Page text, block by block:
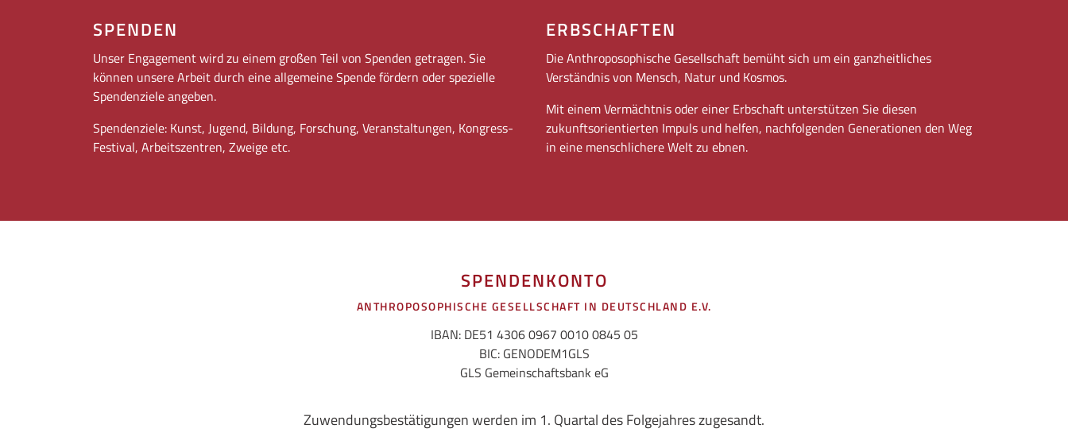
SPENDEN
Unser Engagement wird zu einem großen Teil von Spenden getragen. Sie
können unsere Arbeit durch eine allgemeine Spende fördern oder spezielle
Spendenziele angeben.
Spendenziele: Kunst, Jugend, Bildung, Forschung, Veranstaltungen, Kongress-
Festival, Arbeitszentren, Zweige etc.
ERBSCHAFTEN
Die Anthroposophische Gesellschaft bemüht sich um ein ganzheitliches
Verständnis von Mensch, Natur und Kosmos.
Mit einem Vermächtnis oder einer Erbschaft unterstützen Sie diesen
zukunftsorientierten Impuls und helfen, nachfolgenden Generationen den Weg
in eine menschlichere Welt zu ebnen.
SPENDENKONTO
ANTHROPOSOPHISCHE GESELLSCHAFT IN DEUTSCHLAND E.V.
IBAN: DE51 4306 0967 0010 0845 05
BIC: GENODEM1GLS
GLS Gemeinschaftsbank eG
Zuwendungsbestätigungen werden im 1. Quartal des Folgejahres zugesandt.